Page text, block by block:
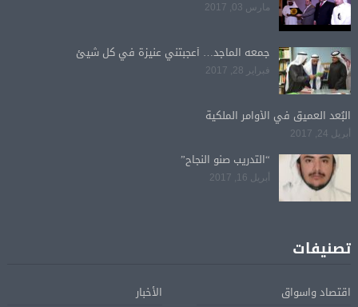
مارس 03, 2017
جمعه الماجد… أعجبتني عنيزة في كل شيئ
فبراير 28, 2017
البُعد العميق في الأوامر الملكية
أبريل 24, 2017
“التدريب صنو النجاح”
أبريل 16, 2017
تصنيفات
اقتصاد واسواق
الأخبار